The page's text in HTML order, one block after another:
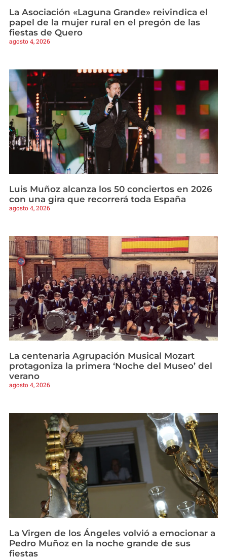
La Asociación «Laguna Grande» reivindica el
papel de la mujer rural en el pregón de las
fiestas de Quero
agosto 4, 2026
Luis Muñoz alcanza los 50 conciertos en 2026
con una gira que recorrerá toda España
agosto 4, 2026
La centenaria Agrupación Musical Mozart
protagoniza la primera ‘Noche del Museo’ del
verano
agosto 4, 2026
La Virgen de los Ángeles volvió a emocionar a
Pedro Muñoz en la noche grande de sus
fiestas